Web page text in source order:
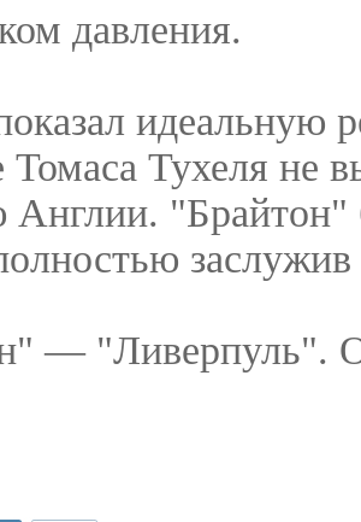
давления.
идеальную
Тухеля не
Англии. "Брайтон"
заслужив
— "Ливерпуль".